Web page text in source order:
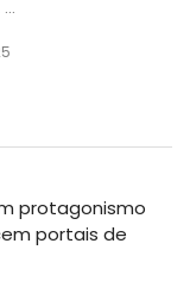
protagonismo
portais de